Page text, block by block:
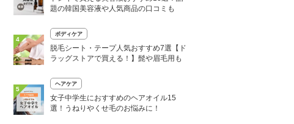
題の韓国美容液や人気商品の口コミも
4
ボディケア
脱毛シート・テープ人気おすすめ7選【ド
ラッグストアで買える！】髭や眉毛用も
5
ヘアケア
女子中学生におすすめのヘアオイル15
選！うねりやくせ毛のお悩みに！